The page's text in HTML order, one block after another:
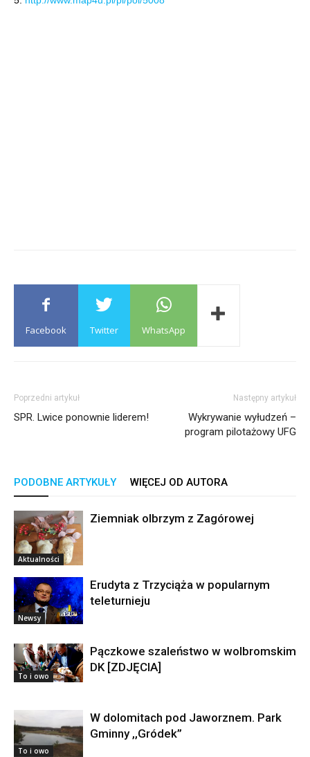
Facebook Twitter WhatsApp
Poprzedni artykuł
SPR. Lwice ponownie liderem!
Następny artykuł
Wykrywanie wyłudzeń –
program pilotażowy UFG
PODOBNE ARTYKUŁY WIĘCEJ OD AUTORA
Aktualności
Ziemniak olbrzym z Zagórowej
Newsy
Erudyta z Trzyciąża w popularnym
teleturnieju
To i owo
Pączkowe szaleństwo w wolbromskim
DK [ZDJĘCIA]
To i owo
W dolomitach pod Jaworznem. Park
Gminny ,,Gródek”